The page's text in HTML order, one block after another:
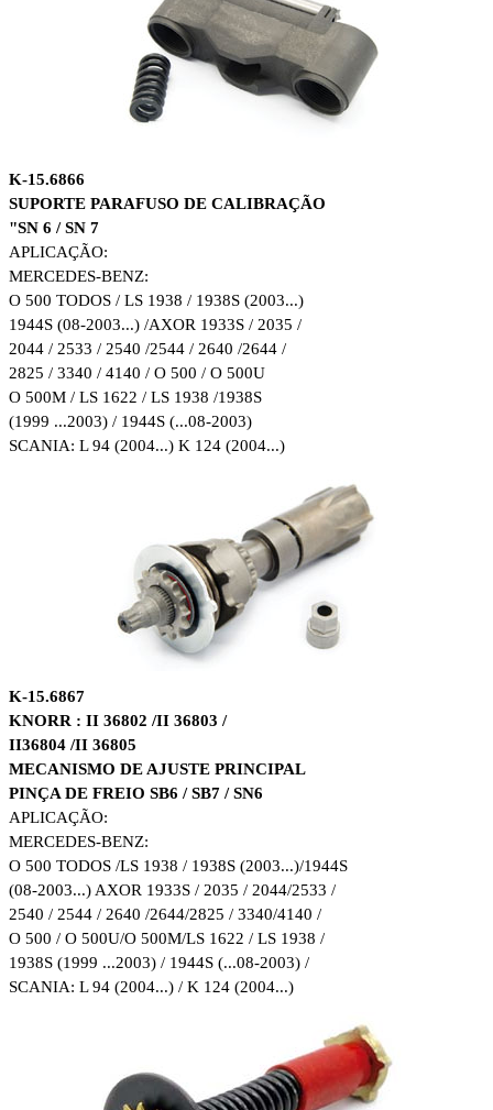
K-15.6866
SUPORTE PARAFUSO DE CALIBRAÇÃO
"SN 6 / SN 7
APLICAÇÃO:
MERCEDES-BENZ:
O 500 TODOS / LS 1938 / 1938S (2003...)
1944S (08-2003...) /AXOR 1933S / 2035 /
2044 / 2533 / 2540 /2544 / 2640 /2644 /
2825 / 3340 / 4140 / O 500 / O 500U
O 500M / LS 1622 / LS 1938 /1938S
(1999 ...2003) / 1944S (...08-2003)
SCANIA: L 94 (2004...) K 124 (2004...)
K-15.6867
KNORR : II 36802 /II 36803 /
II36804 /II 36805
MECANISMO DE AJUSTE PRINCIPAL
PINÇA DE FREIO SB6 / SB7 / SN6
APLICAÇÃO:
MERCEDES-BENZ:
O 500 TODOS /LS 1938 / 1938S (2003...)/1944S
(08-2003...) AXOR 1933S / 2035 / 2044/2533 /
2540 / 2544 / 2640 /2644/2825 / 3340/4140 /
O 500 / O 500U/O 500M/LS 1622 / LS 1938 /
1938S (1999 ...2003) / 1944S (...08-2003) /
SCANIA: L 94 (2004...) / K 124 (2004...)